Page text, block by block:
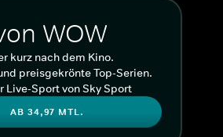
WOW
kurz nach dem Kino.
preisgekrönte Top-Serien.
Live-Sport von Sky Sport
AB 34,97 MTL.